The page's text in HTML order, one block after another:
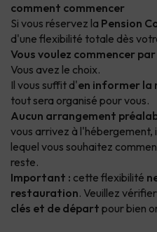
comment commencer
Si vous réservez la Pension
d'une flexibilité totale dès
Vous voulez commencer
Vous avez le choix.
Il vous suffit d'en informer la
tout sera organisé pour vous.
Aucun arrangement
vous arrivez à l'hébergement,
lequel vous souhaitez
reste.
Important : cette flexibilité
restauration. Veuillez
clés et de départ pour bien